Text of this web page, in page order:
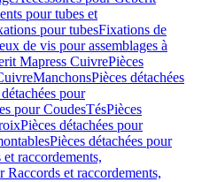
pour tubes et
pour tubesFixations de
de vis pour assemblages à
Mapress CuivrePièces
ManchonsPièces détachées
pour
pour CoudesTésPièces
Pièces détachées pour
Pièces détachées pour
raccordements,
Raccords et raccordements,